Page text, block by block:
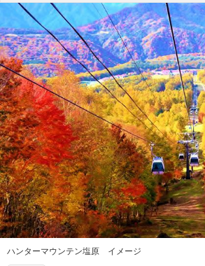
ハンターマウンテン塩原 イメージ